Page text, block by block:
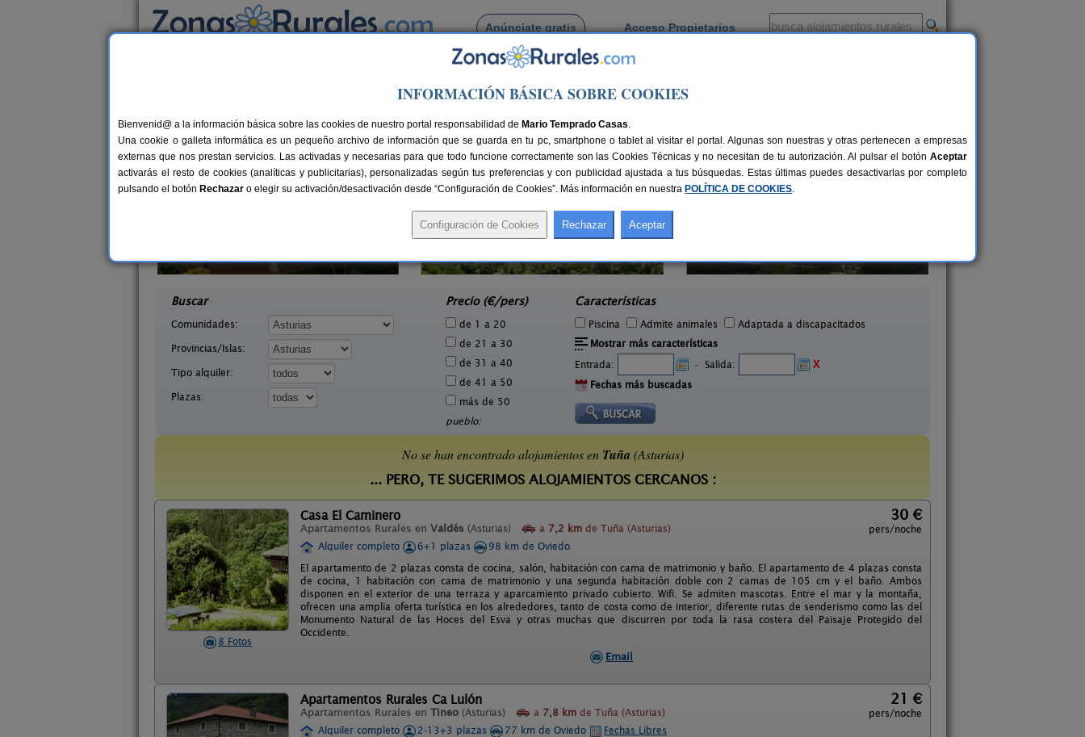
Anúnciate gratis Acceso Propietarios
Busca por pueblo
Casas Rurales cerca de Tuña
18 €
La Llosuca
Buscar
Comunidades:
Provincias/Islas:
Tipo alquiler:
Plazas:
Precio (€/pers)
de 1 a 20
de 21 a 30
de 31 a 40
de 41 a 50
más de 50
pueblo:
Características
Piscina Admite animales
Adaptada a discapacitados
Mostrar más características
Entrada:
- Salida:
X
Fechas más buscadas
No se han encontrado alojamientos en Tuña (Asturias)
... PERO, TE SUGERIMOS ALOJAMIENTOS CERCANOS :
8 Fotos
Casa El Caminero
Apartamentos Rurales en Valdés (Asturias) a 7,2 km de Tuña (Asturias)
30 €
pers/noche
Alquiler completo
6+1 plazas
98 km de Oviedo
El apartamento de 2 plazas consta de cocina, salón, habitación con cama de matrimonio y baño. El apartamento de 4 plazas consta
de cocina, 1 habitación con cama de matrimonio y una segunda habitación doble con 2 camas de 105 cm y el baño. Ambos
disponen en el exterior de una terraza y aparcamiento privado cubierto. Wifi. Se admiten mascotas. Entre el mar y la montaña,
ofrecen una amplia oferta turística en los alrededores, tanto de costa como de interior, diferente rutas de senderismo como las del
Monumento Natural de las Hoces del Esva y otras muchas que discurren por toda la rasa costera del Paisaje Protegido del
Occidente.
Email
Apartamentos Rurales Ca Lulón
Apartamentos Rurales en Tineo (Asturias) a 7,8 km de Tuña (Asturias)
21 €
pers/noche
Alquiler completo
2-13+3 plazas 77 km de Oviedo
Fechas Libres
INFORMACIÓN BÁSICA SOBRE COOKIES
Bienvenid@ a la información básica sobre las cookies de nuestro portal responsabilidad de Mario Temprado Casas.
Una cookie o galleta informática es un pequeño archivo de información que se guarda en tu pc, smartphone o tablet al visitar el portal. Algunas son nuestras y otras pertenecen a empresas
externas que nos prestan servicios. Las activadas y necesarias para que todo funcione correctamente son las Cookies Técnicas y no necesitan de tu autorización. Al pulsar el botón Aceptar
activarás el resto de cookies (analíticas y publicitarias), personalizadas según tus preferencias y con publicidad ajustada a tus búsquedas. Estas últimas puedes desactivarlas por completo
pulsando el botón Rechazar o elegir su activación/desactivación desde “Configuración de Cookies”. Más información en nuestra POLÍTICA DE COOKIES.